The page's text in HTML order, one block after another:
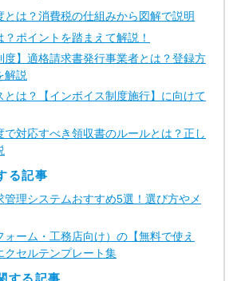
とは？消費税の仕組みから図解で説明
ポイントを踏まえて解説！
度】適格請求書発行事業者とは？登録方
解説
とは？【インボイス制度施行】に向けて
で対応すべき領収書のルールとは？正し
る記事
管理システムおすすめ5選！選び方やメ
ォーム・工務店向け）の【無料で使え
クセルテンプレート集